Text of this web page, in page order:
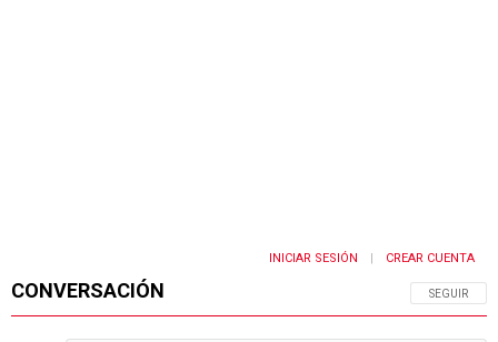
CONVERSACIÓN SIGA ESTA
SEGUIR
INICIAR SESIÓN CREAR CUENTA